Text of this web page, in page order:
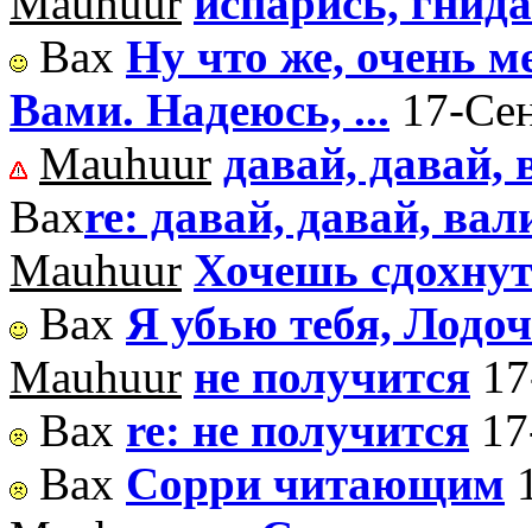
Вах Ну что же, очень
Вами. Надеюсь, ... 17-
Mauhuur давай, давай,
Вахre: давай, давай,
Mauhuur Хочешь
Вах Я убью тебя,
Mauhuur не получится
Вах re: не получится
Вах Сорри читающим